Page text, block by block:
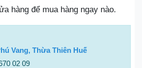
hàng để mua hàng ngay nào.
Vang, Thừa Thiên Huế
02 09